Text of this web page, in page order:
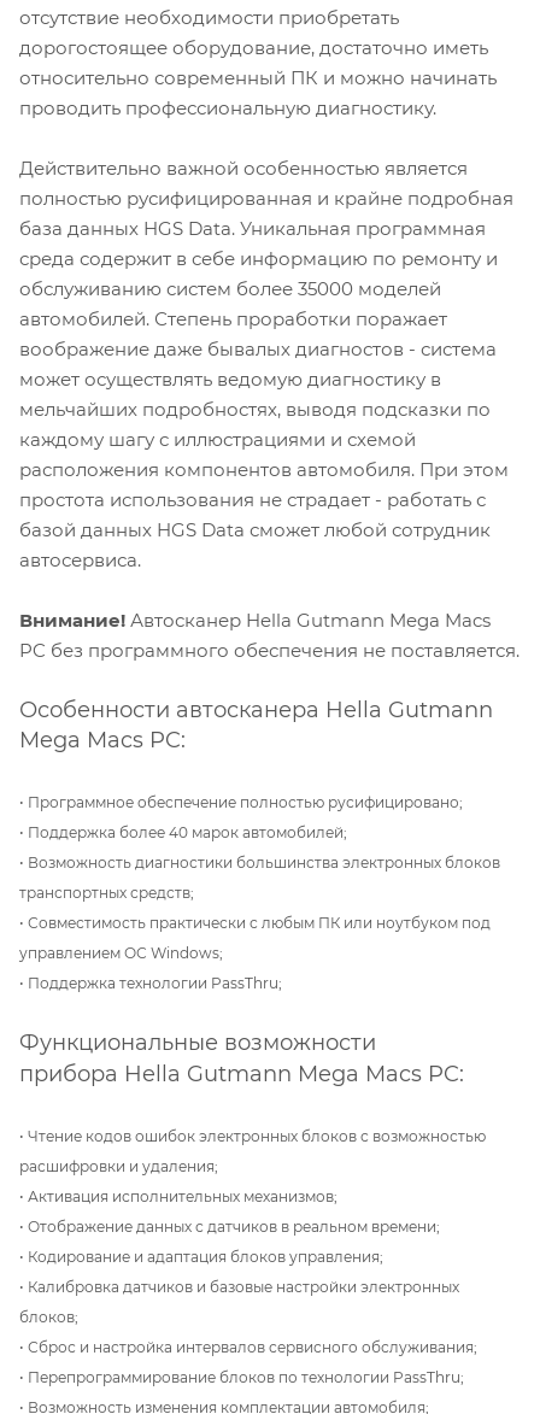
отсутствие необходимости приобретать
дорогостоящее оборудование, достаточно иметь
относительно современный ПК и можно начинать
проводить профессиональную диагностику.
Действительно важной особенностью является
полностью русифицированная и крайне подробная
база данных HGS Data. Уникальная программная
среда содержит в себе информацию по ремонту и
обслуживанию систем более 35000 моделей
автомобилей. Степень проработки поражает
воображение даже бывалых диагностов - система
может осуществлять ведомую диагностику в
мельчайших подробностях, выводя подсказки по
каждому шагу с иллюстрациями и схемой
расположения компонентов автомобиля. При этом
простота использования не страдает - работать с
базой данных HGS Data сможет любой сотрудник
автосервиса.
Внимание! Автосканер Hella Gutmann Mega Macs
PC без программного обеспечения не поставляется.
Особенности автосканера Hella Gutmann
Mega Macs PC:
• Программное обеспечение полностью русифицировано;
• Поддержка более 40 марок автомобилей;
• Возможность диагностики большинства электронных блоков
транспортных средств;
• Совместимость практически с любым ПК или ноутбуком под
управлением ОС Windows;
• Поддержка технологии PassThru;
Функциональные возможности
прибора Hella Gutmann Mega Macs PC:
• Чтение кодов ошибок электронных блоков с возможностью
расшифровки и удаления;
• Активация исполнительных механизмов;
• Отображение данных с датчиков в реальном времени;
• Кодирование и адаптация блоков управления;
• Калибровка датчиков и базовые настройки электронных
блоков;
• Сброс и настройка интервалов сервисного обслуживания;
• Перепрограммирование блоков по технологии PassThru;
• Возможность изменения комплектации автомобиля;